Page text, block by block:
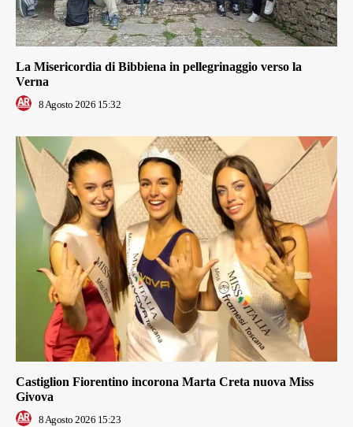
La Misericordia di Bibbiena in pellegrinaggio verso la
Verna
8 Agosto 2026 15:32
Castiglion Fiorentino incorona Marta Creta nuova Miss
Givova
8 Agosto 2026 15:23